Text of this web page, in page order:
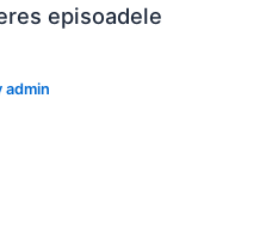
episoadele
admin